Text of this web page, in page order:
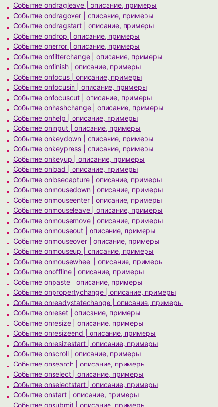
Событие ondragleave | описание, примеры
Событие ondragover | описание, примеры
Событие ondragstart | описание, примеры
Событие ondrop | описание, примеры
Событие onerror | описание, примеры
Событие onfilterchange | описание, примеры
Событие onfinish | описание, примеры
Событие onfocus | описание, примеры
Событие onfocusin | описание, примеры
Событие onfocusout | описание, примеры
Событие onhashchange | описание, примеры
Событие onhelp | описание, примеры
Событие oninput | описание, примеры
Событие onkeydown | описание, примеры
Событие onkeypress | описание, примеры
Событие onkeyup | описание, примеры
Событие onload | описание, примеры
Событие onlosecapture | описание, примеры
Событие onmousedown | описание, примеры
Событие onmouseenter | описание, примеры
Событие onmouseleave | описание, примеры
Событие onmousemove | описание, примеры
Событие onmouseout | описание, примеры
Событие onmouseover | описание, примеры
Событие onmouseup | описание, примеры
Событие onmousewheel | описание, примеры
Событие onoffline | описание, примеры
Событие onpaste | описание, примеры
Событие onpropertychange | описание, примеры
Событие onreadystatechange | описание, примеры
Событие onreset | описание, примеры
Событие onresize | описание, примеры
Событие onresizeend | описание, примеры
Событие onresizestart | описание, примеры
Событие onscroll | описание, примеры
Событие onsearch | описание, примеры
Событие onselect | описание, примеры
Событие onselectstart | описание, примеры
Событие onstart | описание, примеры
Событие onsubmit | описание, примеры